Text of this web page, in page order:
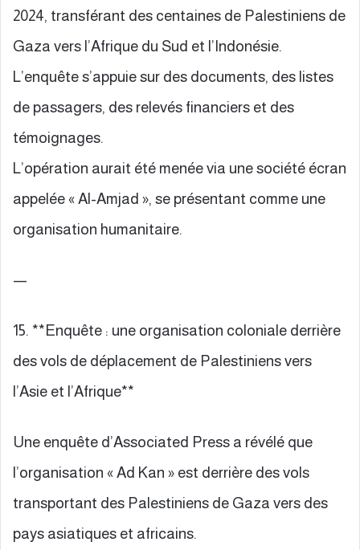
2024, transférant des centaines de Palestiniens de
Gaza vers l’Afrique du Sud et l’Indonésie.
L’enquête s’appuie sur des documents, des listes
de passagers, des relevés financiers et des
témoignages.
L’opération aurait été menée via une société écran
appelée « Al-Amjad », se présentant comme une
organisation humanitaire.
—
15. **Enquête : une organisation coloniale derrière
des vols de déplacement de Palestiniens vers
l’Asie et l’Afrique**
Une enquête d’Associated Press a révélé que
l’organisation « Ad Kan » est derrière des vols
transportant des Palestiniens de Gaza vers des
pays asiatiques et africains.